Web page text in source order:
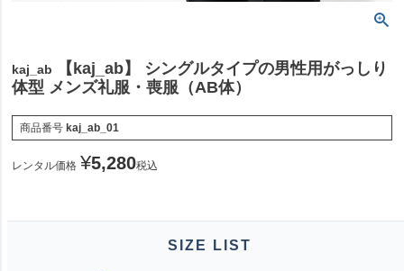
kaj_ab
【kaj_ab】 シングルタイプの男性用がっしり
体型 メンズ礼服・喪服（AB体）
商品番号 kaj_ab_01
レンタル価格 ¥5,280税込
SIZE LIST